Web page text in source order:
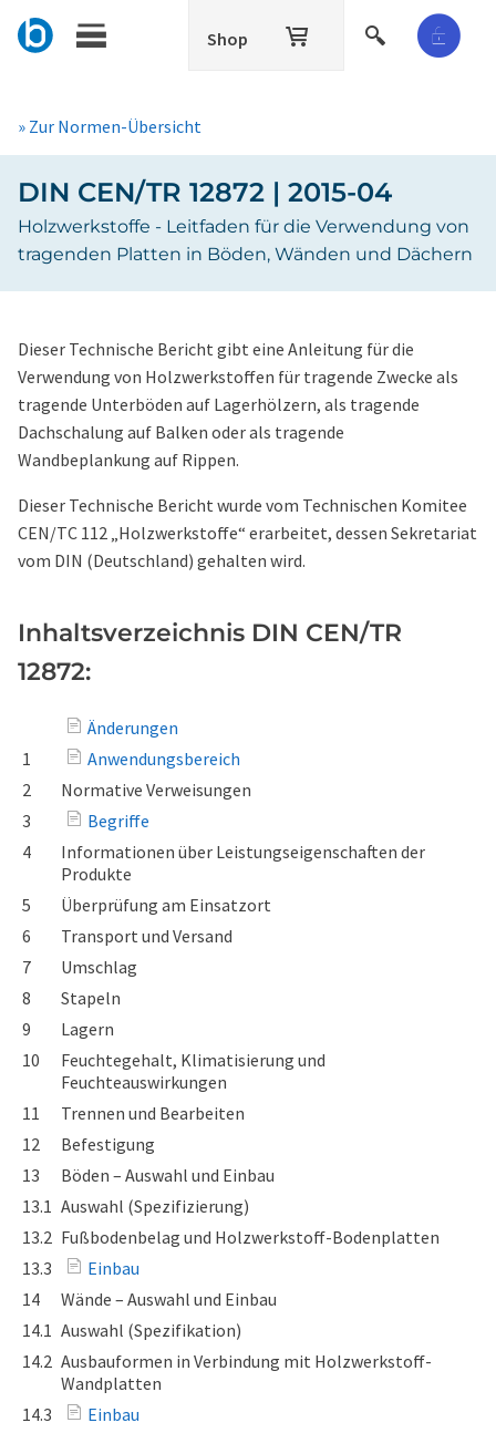
Shop
» Zur Normen-Übersicht
DIN CEN/TR 12872 | 2015-04
Holzwerkstoffe - Leitfaden für die Verwendung von
tragenden Platten in Böden, Wänden und Dächern
Dieser Technische Bericht gibt eine Anleitung für die
Verwendung von Holzwerkstoffen für tragende Zwecke als
tragende Unterböden auf Lagerhölzern, als tragende
Dachschalung auf Balken oder als tragende
Wandbeplankung auf Rippen.
Dieser Technische Bericht wurde vom Technischen Komitee
CEN/TC 112 „Holzwerkstoffe“ erarbeitet, dessen Sekretariat
vom DIN (Deutschland) gehalten wird.
Inhaltsverzeichnis DIN CEN/TR
12872:
Änderungen
1
Anwendungsbereich
2
Normative Verweisungen
3
Begriffe
4
Informationen über Leistungseigenschaften der
Produkte
5
Überprüfung am Einsatzort
6
Transport und Versand
7
Umschlag
8
Stapeln
9
Lagern
10
Feuchtegehalt, Klimatisierung und
Feuchteauswirkungen
11
Trennen und Bearbeiten
12
Befestigung
13
Böden – Auswahl und Einbau
13.1 Auswahl (Spezifizierung)
13.2 Fußbodenbelag und Holzwerkstoff-Bodenplatten
13.3
Einbau
14
Wände – Auswahl und Einbau
14.1 Auswahl (Spezifikation)
14.2 Ausbauformen in Verbindung mit Holzwerkstoff-
Wandplatten
14.3
Einbau